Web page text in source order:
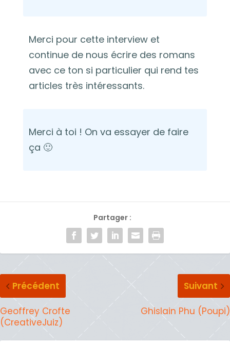
Merci pour cette interview et
continue de nous écrire des romans
avec ce ton si particulier qui rend tes
articles très intéressants.
Merci à toi ! On va essayer de faire
ça 🙂
Partager :
Précédent
Geoffrey Crofte
(CreativeJuiz)
Suivant
Ghislain Phu (Poupi)